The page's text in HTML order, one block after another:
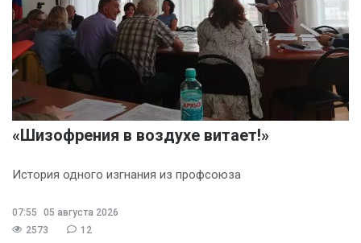
«Шизофрения в воздухе витает!»
История одного изгнания из профсоюза
07:55
05 августа 2026
2573
12